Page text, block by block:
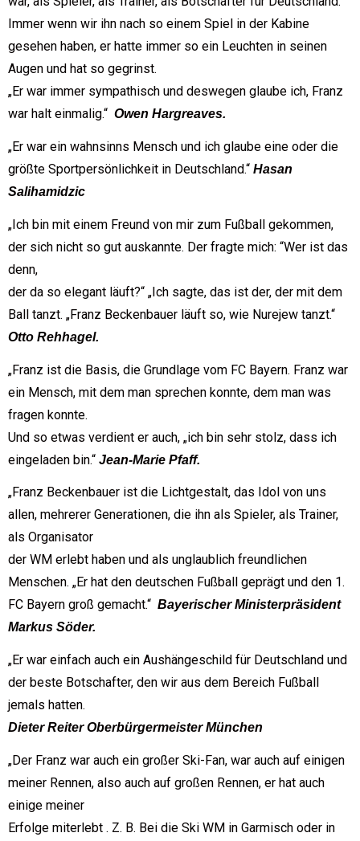
Immer wenn wir ihn nach so einem Spiel in der Kabine
gesehen haben, er hatte immer so ein Leuchten in seinen
Augen und hat so gegrinst.
„Er war immer sympathisch und deswegen glaube ich, Franz
war halt einmalig.“ Owen Hargreaves.
„Er war ein wahnsinns Mensch und ich glaube eine oder die
größte Sportpersönlichkeit in Deutschland.“ Hasan
Salihamidzic
„Ich bin mit einem Freund von mir zum Fußball gekommen,
der sich nicht so gut auskannte. Der fragte mich: “Wer ist das
denn,
der da so elegant läuft?“ „Ich sagte, das ist der, der mit dem
Ball tanzt. „Franz Beckenbauer läuft so, wie Nurejew tanzt.“
Otto Rehhagel.
„Franz ist die Basis, die Grundlage vom FC Bayern. Franz war
ein Mensch, mit dem man sprechen konnte, dem man was
fragen konnte.
Und so etwas verdient er auch, „ich bin sehr stolz, dass ich
eingeladen bin.“ Jean-Marie Pfaff.
„Franz Beckenbauer ist die Lichtgestalt, das Idol von uns
allen, mehrerer Generationen, die ihn als Spieler, als Trainer,
als Organisator
der WM erlebt haben und als unglaublich freundlichen
Menschen. „Er hat den deutschen Fußball geprägt und den 1.
FC Bayern groß gemacht.“ Bayerischer Ministerpräsident
Markus Söder.
„Er war einfach auch ein Aushängeschild für Deutschland und
der beste Botschafter, den wir aus dem Bereich Fußball
jemals hatten.
Dieter Reiter Oberbürgermeister München
„Der Franz war auch ein großer Ski-Fan, war auch auf einigen
meiner Rennen, also auch auf großen Rennen, er hat auch
einige meiner
Erfolge miterlebt . Z. B. Bei die Ski WM in Garmisch oder in